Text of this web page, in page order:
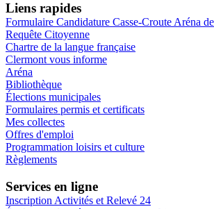
Liens rapides
Formulaire Candidature Casse-Croute Aréna
Requête Citoyenne
Chartre de la langue française
Clermont vous informe
Aréna
Bibliothèque
Élections municipales
Formulaires permis et certificats
Mes collectes
Offres d'emploi
Programmation loisirs et culture
Règlements
Services en ligne
Inscription Activités et Relevé 24